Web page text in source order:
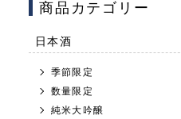
商品カテゴリー
日本酒
季節限定
数量限定
純米大吟醸